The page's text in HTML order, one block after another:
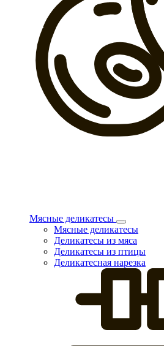
Мясные деликатесы
Мясные деликатесы
Деликатесы из мяса
Деликатесы из птицы
Деликатесная нарезка